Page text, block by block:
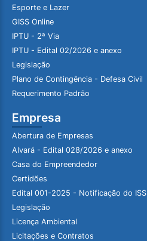
Esporte e Lazer
GISS Online
IPTU - 2ª Via
IPTU - Edital 02/2026 e anexo
Legislação
Plano de Contingência - Defesa Civil
Requerimento Padrão
Empresa
Abertura de Empresas
Alvará - Edital 028/2026 e anexo
Casa do Empreendedor
Certidões
Edital 001-2025 - Notificação do ISS
Legislação
Licença Ambiental
Licitações e Contratos